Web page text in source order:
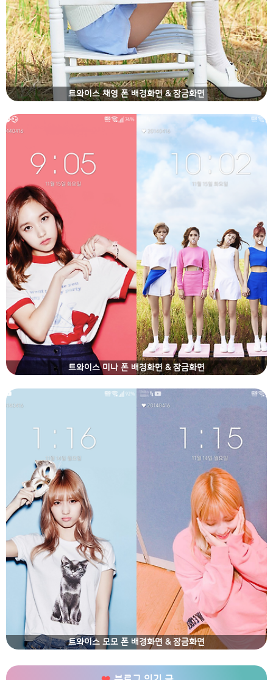
트와이스 채영 폰 배경화면 & 잠금화면
트와이스 미나 폰 배경화면 & 잠금화면
트와이스 모모 폰 배경화면 & 잠금화면